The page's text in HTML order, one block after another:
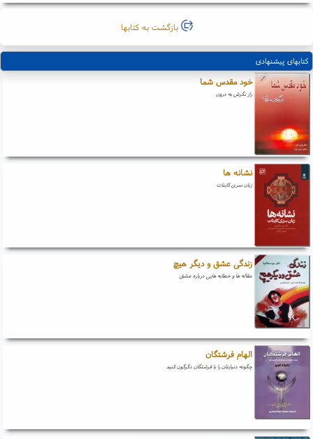
بازگشت به کتابها
کتابهای پیشنهادی
خود مقدس شما
راز نگرش به درون
نشانه ها
زبان سری کاینات
زندگی عشق و دیگر هیچ
مقاله ها و خطابه هایی درباره عشق
الهام فرشتگان
چگونه دنیایتان را با فرشتگان دگرگون کنید